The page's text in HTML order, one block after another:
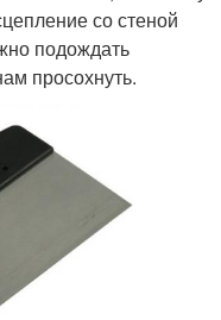
со стеной
подождать
просохнуть.